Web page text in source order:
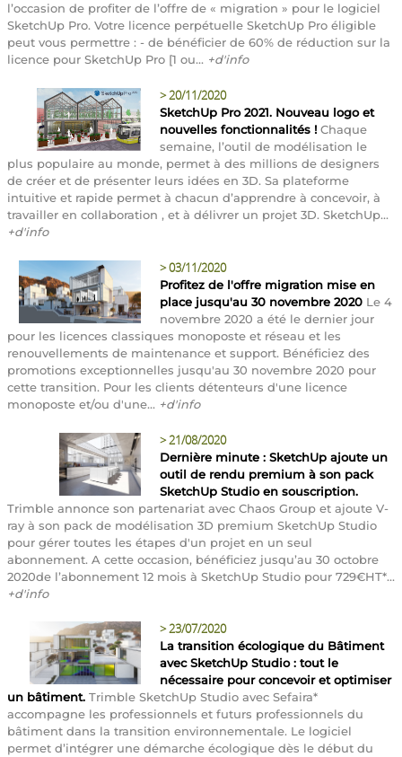
l’occasion de profiter de l’offre de « migration » pour le logiciel
SketchUp Pro. Votre licence perpétuelle SketchUp Pro éligible
peut vous permettre : - de bénéficier de 60% de réduction sur la
licence pour SketchUp Pro [1 ou... +d'info
>20/11/2020
SketchUp Pro 2021. Nouveau logo et
nouvelles fonctionnalités ! Chaque
semaine, l’outil de modélisation le
plus populaire au monde, permet à des millions de designers
de créer et de présenter leurs idées en 3D. Sa plateforme
intuitive et rapide permet à chacun d’apprendre à concevoir, à
travailler en collaboration , et à délivrer un projet 3D. SketchUp...
+d'info
>03/11/2020
Profitez de l'offre migration mise en
place jusqu'au 30 novembre 2020 Le 4
novembre 2020 a été le dernier jour
pour les licences classiques monoposte et réseau et les
renouvellements de maintenance et support. Bénéficiez des
promotions exceptionnelles jusqu'au 30 novembre 2020 pour
cette transition. Pour les clients détenteurs d'une licence
monoposte et/ou d'une... +d'info
>21/08/2020
Dernière minute : SketchUp ajoute un
outil de rendu premium à son pack
SketchUp Studio en souscription.
Trimble annonce son partenariat avec Chaos Group et ajoute V-
ray à son pack de modélisation 3D premium SketchUp Studio
pour gérer toutes les étapes d'un projet en un seul
abonnement. A cette occasion, bénéficiez jusqu’au 30 octobre
2020de l’abonnement 12 mois à SketchUp Studio pour 729€HT*...
+d'info
>23/07/2020
La transition écologique du Bâtiment
avec SketchUp Studio : tout le
nécessaire pour concevoir et optimiser
un bâtiment. Trimble SketchUp Studio avec Sefaira*
accompagne les professionnels et futurs professionnels du
bâtiment dans la transition environnementale. Le logiciel
permet d’intégrer une démarche écologique dès le début du